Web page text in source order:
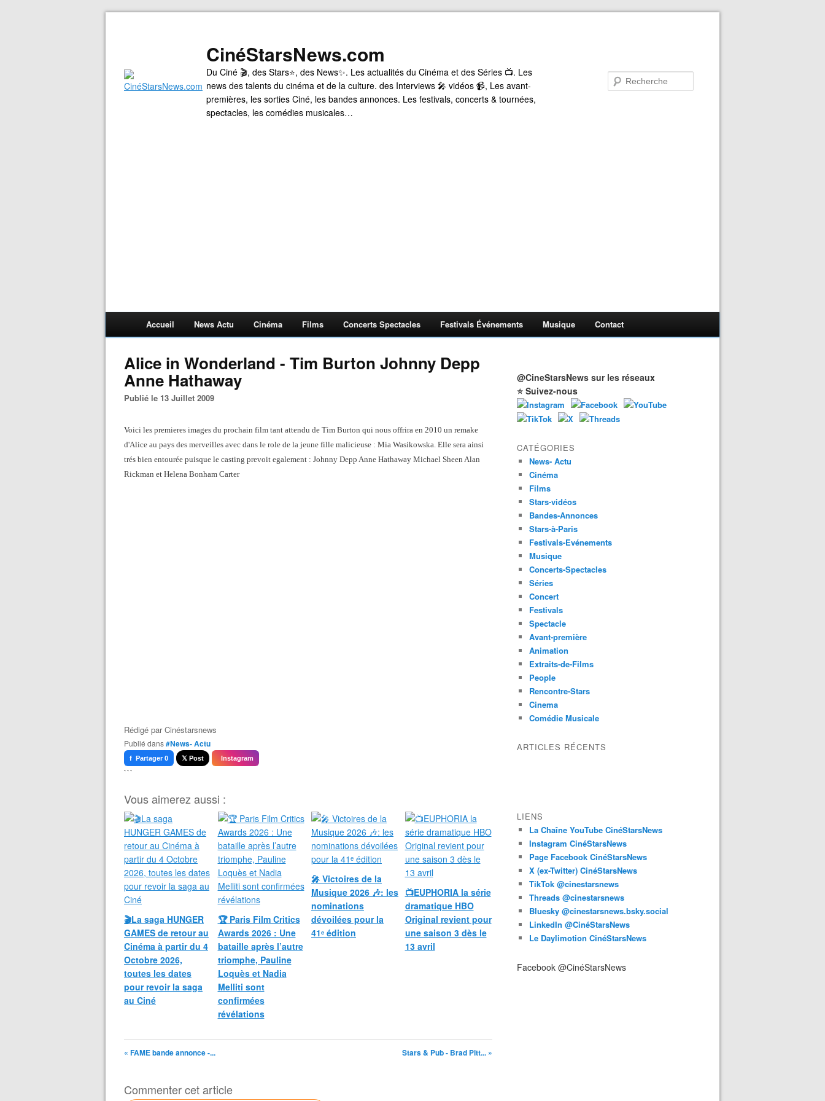
CinéStarsNews.com
Du Ciné 🎬, des Stars⭐, des News✨. Les actualités du Cinéma et des Séries 📺. Les
news des talents du cinéma et de la culture. des Interviews 🎤 vidéos 📹, Les avant-
premières, les sorties Ciné, les bandes annonces. Les festivals, concerts & tournées,
spectacles, les comédies musicales…
Accueil News Actu Cinéma Films Concerts Spectacles Festivals Événements Musique Contact
Alice in Wonderland - Tim Burton Johnny Depp
Anne Hathaway
Publié le 13 Juillet 2009
Voici les premieres images du prochain film tant attendu de Tim Burton qui nous offrira en 2010 un remake
d'Alice au pays des merveilles avec dans le role de la jeune fille malicieuse : Mia Wasikowska. Elle sera ainsi
trés bien entourée puisque le casting prevoit egalement : Johnny Depp Anne Hathaway Michael Sheen Alan
Rickman et Helena Bonham Carter
Rédigé parCinéstarsnews
Publié dans#News- Actu
f Partager 0 𝕏 Post Instagram
```
Vous aimerez aussi :
🎬La saga HUNGER
GAMES de retour au
Cinéma à partir du 4
Octobre 2026,
toutes les dates
pour revoir la saga
au Ciné
🏆 Paris Film Critics
Awards 2026 : Une
bataille après l’autre
triomphe, Pauline
Loquès et Nadia
Melliti sont
confirmées
révélations
🎤 Victoires de la
Musique 2026 🎶: les
nominations
dévoilées pour la
41ᵉ édition
📺EUPHORIA la série
dramatique HBO
Original revient pour
une saison 3 dès le
13 avril
« FAME bande annonce -... Stars & Pub - Brad Pitt... »
Commenter cet article
@CineStarsNews sur les réseaux
⭐ Suivez-nous
CATÉGORIES
News- Actu
Cinéma
Films
Stars-vidéos
Bandes-Annonces
Stars-à-Paris
Festivals-Evénements
Musique
Concerts-Spectacles
Séries
Concert
Festivals
Spectacle
Avant-première
Animation
Extraits-de-Films
People
Rencontre-Stars
Cinema
Comédie Musicale
ARTICLES RÉCENTS
LIENS
La Chaîne YouTube CinéStarsNews
Instagram CinéStarsNews
Page Facebook CinéStarsNews
X (ex-Twitter) CinéStarsNews
TikTok @cinestarsnews
Threads @cinestarsnews
Bluesky @cinestarsnews.bsky.social‬
LinkedIn @CinéStarsNews
Le Daylimotion CinéStarsNews
Facebook @CinéStarsNews